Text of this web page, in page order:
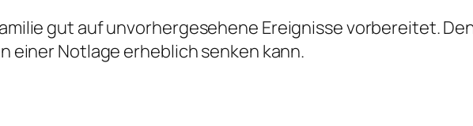
gut auf unvorhergesehene Ereignisse vorbereitet.
einer Notlage erheblich senken kann.